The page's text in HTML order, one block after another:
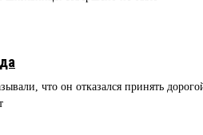
что он отказался принять